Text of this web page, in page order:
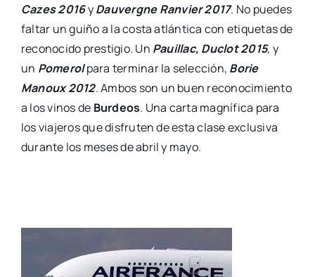
Cazes2016yDauvergne Ranvier 2017. No puedes
faltar un guiño a la costa atlántica con etiquetas de
reconocido prestigio. Un Pauillac, Duclot 2015, y
un Pomerolpara terminar la selección, Borie
Manoux 2012. Ambos son un buen reconocimiento
a los vinos de Burdeos. Una carta magnífica para
los viajeros que disfruten de esta clase exclusiva
durante los meses de abril y mayo.